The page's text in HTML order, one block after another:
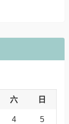
六 日
4 5